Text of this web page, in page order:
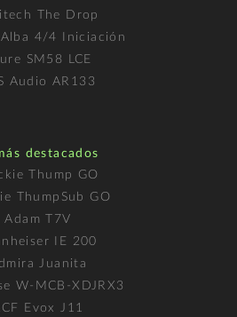
The Drop
4/4 Iniciación
SM58 LCE
Audio AR133
destacados
Thump GO
ThumpSub GO
Adam T7V
IE 200
Juanita
W-MCB-XDJRX3
Evox J11